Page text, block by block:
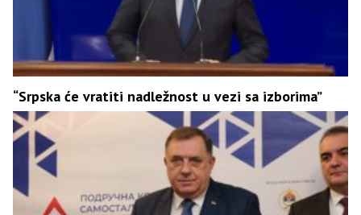
“Srpska će vratiti nadležnost u vezi sa izborima”